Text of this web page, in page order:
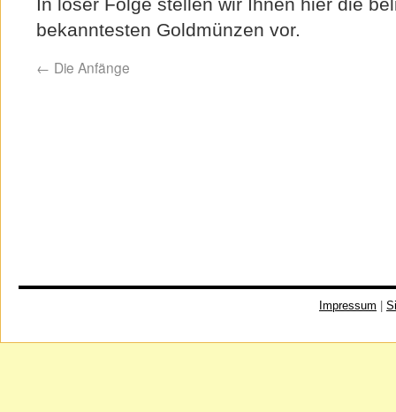
bekanntesten Goldmünzen vor.
← Die Anfänge
Impressum